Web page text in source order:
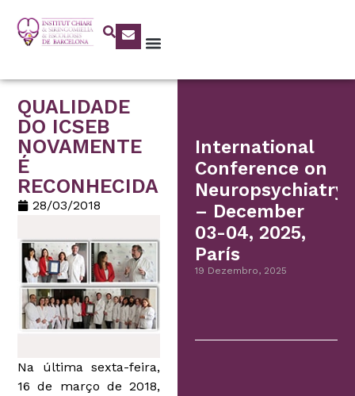
QUALIDADE
DO ICSEB
NOVAMENTE
É
RECONHECIDA
28/03/2018
Na última sexta-feira,
16 de março de 2018,
International
Conference on
Neuropsychiatry
– December
03-04, 2025,
París
19 Dezembro, 2025